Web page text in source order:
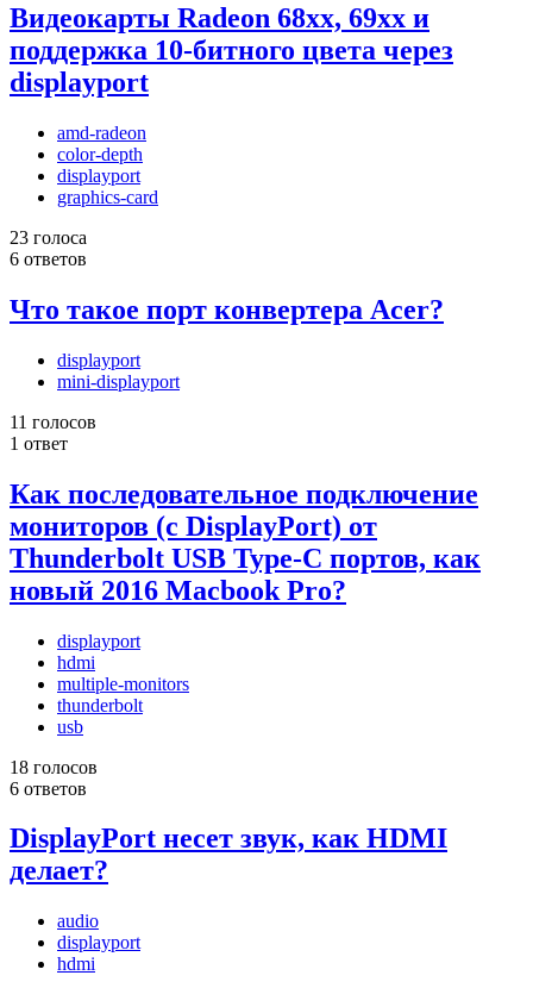
Видеокарты Radeon 68xx, 69xx и
поддержка 10-битного цвета через
displayport
amd-radeon
color-depth
displayport
graphics-card
23 голоса
6 ответов
Что такое порт конвертера Acer?
displayport
mini-displayport
11 голосов
1 ответ
Как последовательное подключение
мониторов (с DisplayPort) от
Thunderbolt USB Type-C портов, как
новый 2016 Macbook Pro?
displayport
hdmi
multiple-monitors
thunderbolt
usb
18 голосов
6 ответов
DisplayPort несет звук, как HDMI
делает?
audio
displayport
hdmi